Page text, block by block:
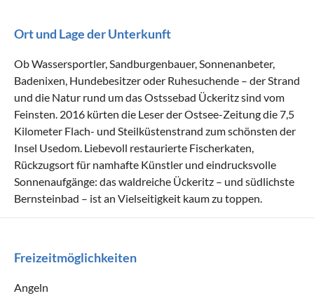
Ort und Lage der Unterkunft
Ob Wassersportler, Sandburgenbauer, Sonnenanbeter,
Badenixen, Hundebesitzer oder Ruhesuchende – der Strand
und die Natur rund um das Ostssebad Ückeritz sind vom
Feinsten. 2016 kürten die Leser der Ostsee-Zeitung die 7,5
Kilometer Flach- und Steilküstenstrand zum schönsten der
Insel Usedom. Liebevoll restaurierte Fischerkaten,
Rückzugsort für namhafte Künstler und eindrucksvolle
Sonnenaufgänge: das waldreiche Ückeritz – und südlichste
Bernsteinbad – ist an Vielseitigkeit kaum zu toppen.
Freizeitmöglichkeiten
Angeln